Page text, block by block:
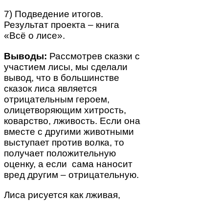
7) Подведение итогов.
Результат проекта – книга
«Всё о лисе».
Выводы: Рассмотрев сказки с
участием лисы, мы сделали
вывод, что в большинстве
сказок лиса является
отрицательным героем,
олицетворяющим хитрость,
коварство, лживость. Если она
вместе с другими животными
выступает против волка, то
получает положительную
оценку, а если сама наносит
вред другим – отрицательную.
Лиса рисуется как лживая,